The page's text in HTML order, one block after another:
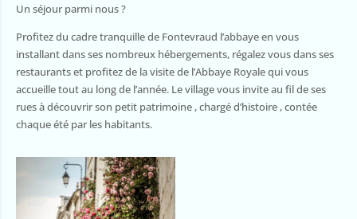
Un séjour parmi nous ?
Profitez du cadre tranquille de Fontevraud l’abbaye en vous
installant dans ses nombreux hébergements, régalez vous dans ses
restaurants et profitez de la visite de l’Abbaye Royale qui vous
accueille tout au long de l’année. Le village vous invite au fil de ses
rues à découvrir son petit patrimoine , chargé d’histoire , contée
chaque été par les habitants.